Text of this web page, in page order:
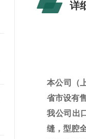
详
本公司（
省市设有
我公司出
缝，型腔